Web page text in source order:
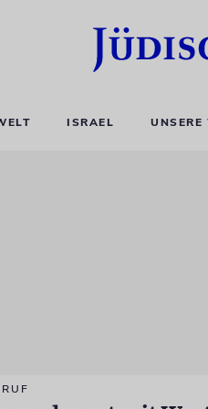
ISRAEL UNSERE